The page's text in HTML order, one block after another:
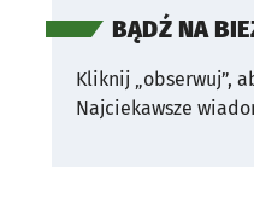
BĄDŹ NA
Kliknij „obserwuj”,
Najciekawsze